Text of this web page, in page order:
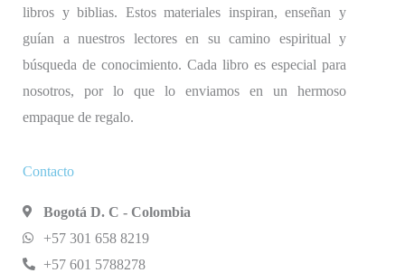
libros y biblias. Estos materiales inspiran, enseñan y
guían a nuestros lectores en su camino espiritual y
búsqueda de conocimiento. Cada libro es especial para
nosotros, por lo que lo enviamos en un hermoso
empaque de regalo.
Contacto
Bogotá D. C - Colombia
+57 301 658 8219
+57 601 5788278